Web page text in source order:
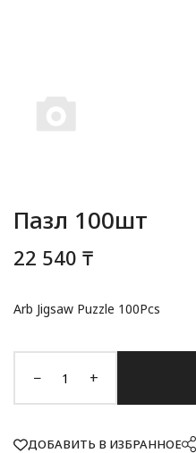
Пазл 100шт
22 540 ₸
Arb Jigsaw Puzzle 100Pcs
− +
ДОБАВИТЬ В ИЗБРАННОЕ